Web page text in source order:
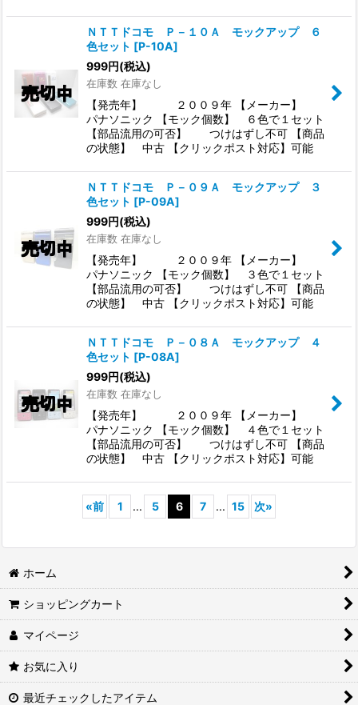
ＮＴＴドコモ Ｐ－１０Ａ モックアップ ６
色セット [P-10A]
999円(税込)
在庫数 在庫なし
【発売年】 ２００９年 【メーカー】
パナソニック 【モック個数】 ６色で１セット
【部品流用の可否】 つけはずし不可 【商品
の状態】 中古 【クリックポスト対応】可能
ＮＴＴドコモ Ｐ－０９Ａ モックアップ ３
色セット [P-09A]
999円(税込)
在庫数 在庫なし
【発売年】 ２００９年 【メーカー】
パナソニック 【モック個数】 ３色で１セット
【部品流用の可否】 つけはずし不可 【商品
の状態】 中古 【クリックポスト対応】可能
ＮＴＴドコモ Ｐ－０８Ａ モックアップ ４
色セット [P-08A]
999円(税込)
在庫数 在庫なし
【発売年】 ２００９年 【メーカー】
パナソニック 【モック個数】 ４色で１セット
【部品流用の可否】 つけはずし不可 【商品
の状態】 中古 【クリックポスト対応】可能
«前 1 ... 5 6 7 ... 15 次»
ホーム
ショッピングカート
マイページ
お気に入り
最近チェックしたアイテム